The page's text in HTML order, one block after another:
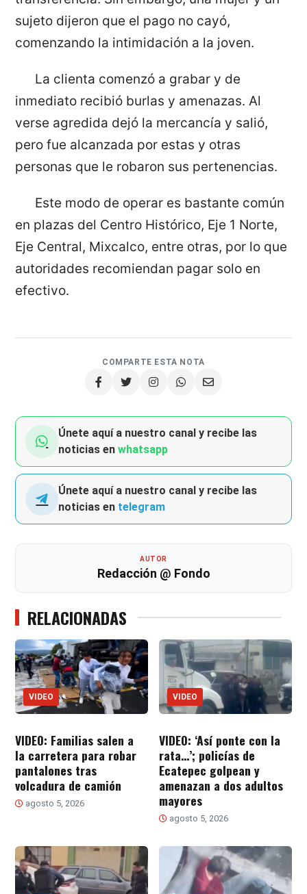
sujeto dijeron que el pago no cayó,
comenzando la intimidación a la joven.
La clienta comenzó a grabar y de
inmediato recibió burlas y amenazas. Al
verse agredida dejó la mercancía y salió,
pero fue alcanzada por estas y otras
personas que le robaron sus pertenencias.
Este modo de operar es bastante común
en plazas del Centro Histórico, Eje 1 Norte,
Eje Central, Mixcalco, entre otras, por lo que
autoridades recomiendan pagar solo en
efectivo.
COMPARTE ESTA NOTA
Únete aquí a nuestro canal y recibe las
noticias enwhatsapp
Únete aquí a nuestro canal y recibe las
noticias en telegram
AUTOR
Redacción @ Fondo
RELACIONADAS
VIDEO
VIDEO: Familias salen a
la carretera para robar
pantalones tras
volcadura de camión
agosto 5, 2026
VIDEO
VIDEO: ‘Así ponte con la
rata…’; policías de
Ecatepec golpean y
amenazan a dos adultos
mayores
agosto 5, 2026